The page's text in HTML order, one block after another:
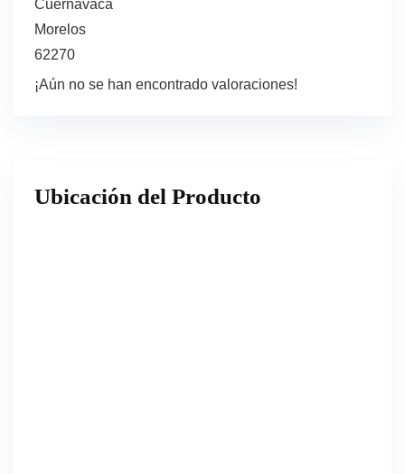
Cuernavaca
Morelos
62270
¡Aún no se han encontrado valoraciones!
Ubicación del Producto